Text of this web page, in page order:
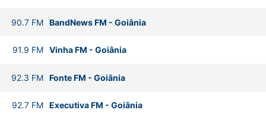
90.7 FM BandNews FM - Goiânia
91.9 FM Vinha FM - Goiânia
92.3 FM Fonte FM - Goiânia
92.7 FM Executiva FM - Goiânia